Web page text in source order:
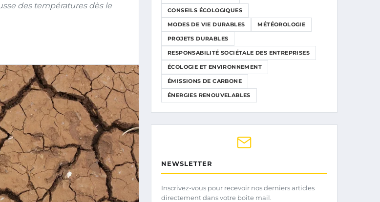
des températures dès le
CONSEILS ÉCOLOGIQUES
MODES DE VIE DURABLES MÉTÉOROLOGIE
PROJETS DURABLES
RESPONSABILITÉ SOCIÉTALE DES ENTREPRISES
ÉCOLOGIE ET ENVIRONNEMENT
ÉMISSIONS DE CARBONE
ÉNERGIES RENOUVELABLES
NEWSLETTER
Inscrivez-vous pour recevoir nos derniers articles
directement dans votre boîte mail.